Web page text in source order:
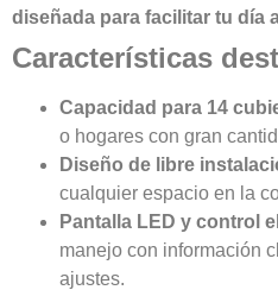
diseñada para facilitar tu día
Características
Capacidad para 14
o hogares con gran
Diseño de libre
cualquier espacio en la
Pantalla LED y control
manejo con información
ajustes.